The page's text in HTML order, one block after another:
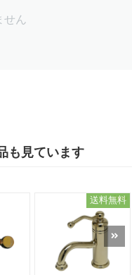
せん
も見ています
送料無料